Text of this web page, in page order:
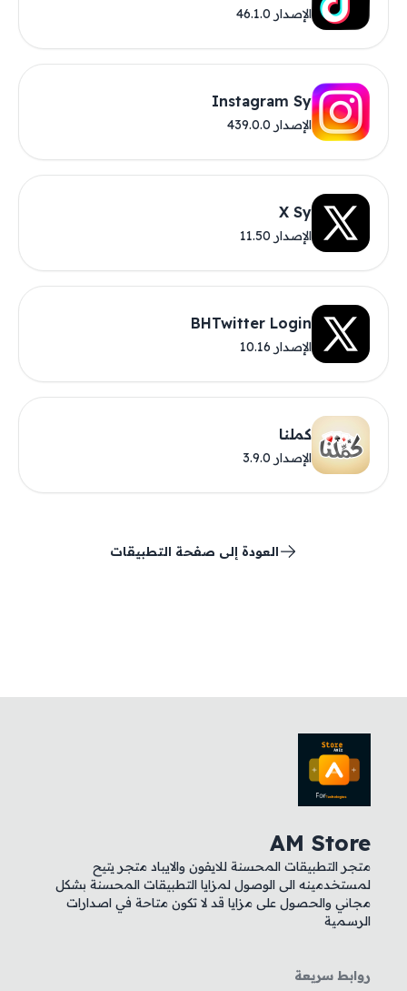
الإصدار 46.1.0
Instagram Sy
الإصدار 439.0.0
X Sy
الإصدار 11.50
BHTwitter Login
الإصدار 10.16
كملنا
الإصدار 3.9.0
العودة إلى صفحة التطبيقات
AM Store
متجر التطبيقات المحسنة للايفون والايباد متجر يتيح
لمستخدمينه الى الوصول لمزايا التطبيقات المحسنة بشكل
مجاني والحصول على مزايا قد لا تكون متاحة في اصدارات
الرسمية
روابط سريعة